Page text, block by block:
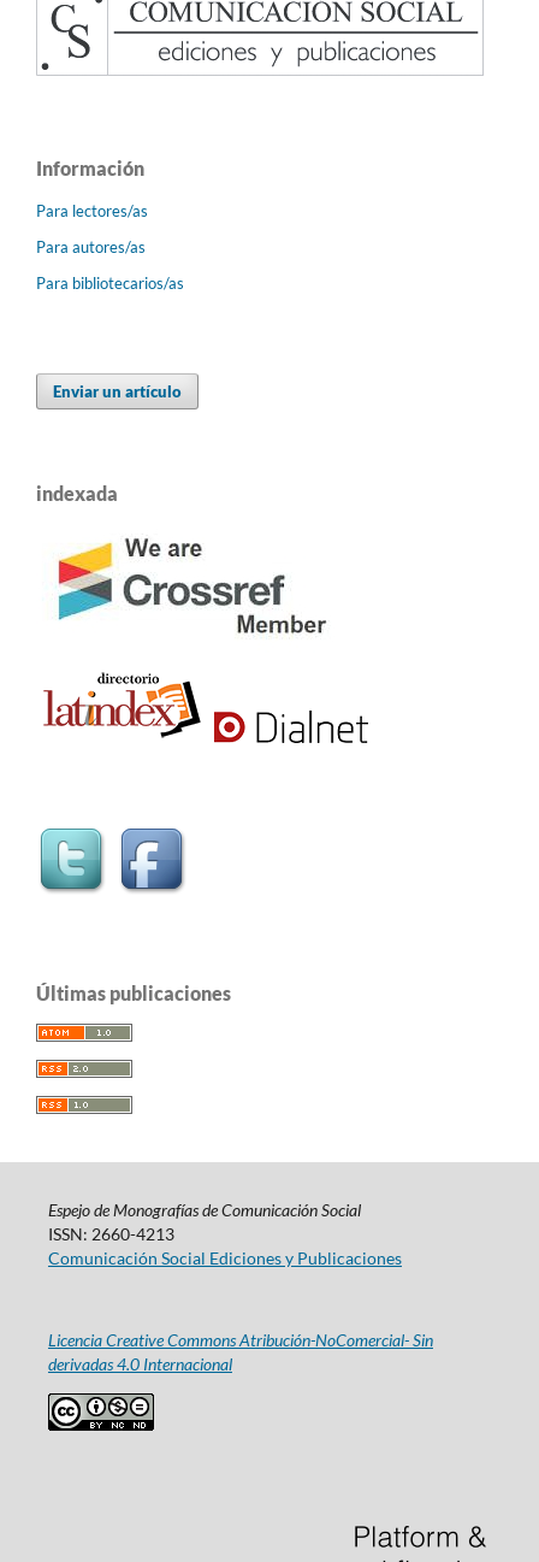
Información
Para lectores/as
Para autores/as
Para bibliotecarios/as
Enviar un artículo
indexada
Últimas publicaciones
Espejo de Monografías de Comunicación Social
ISSN: 2660-4213
Comunicación Social Ediciones y Publicaciones
Licencia Creative Commons Atribución-NoComercial- Sin
derivadas 4.0 Internacional